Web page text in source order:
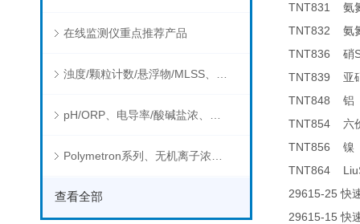
在线监测仪重点推荐产品
查看全部
TNT831 氨
TNT832 氨
TNT836 硝
TNT839 亚
TNT848 铝
TNT854 六
TNT856 镍
TNT864
29615-25快
29615-15快